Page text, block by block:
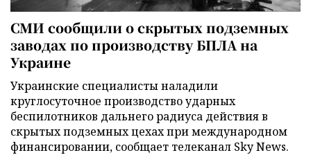
СМИ сообщили о скрытых подземных
заводах по производству БПЛА на
Украине
Украинские специалисты наладили
круглосуточное производство ударных
беспилотников дальнего радиуса действия в
скрытых подземных цехах при международном
финансировании, сообщает телеканал Sky News.